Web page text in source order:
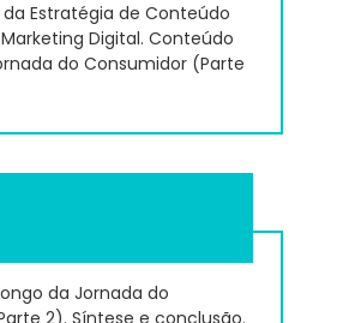
Estratégia de Conteúdo
Digital. Conteúdo
do Consumidor (Parte
da Jornada do
2). Síntese e conclusão.